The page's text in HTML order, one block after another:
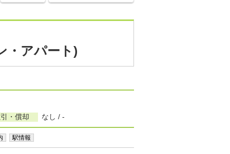
・アパート)
・償却 なし / -
駅情報